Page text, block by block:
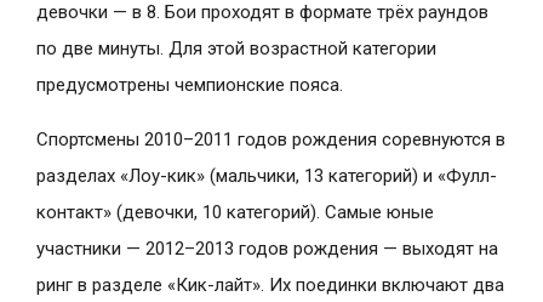
девочки — в 8. Бои проходят в формате трёх раундов
по две минуты. Для этой возрастной категории
предусмотрены чемпионские пояса.
Спортсмены 2010–2011 годов рождения соревнуются в
разделах «Лоу-кик» (мальчики, 13 категорий) и «Фулл-
контакт» (девочки, 10 категорий). Самые юные
участники — 2012–2013 годов рождения — выходят на
ринг в разделе «Кик-лайт». Их поединки включают два